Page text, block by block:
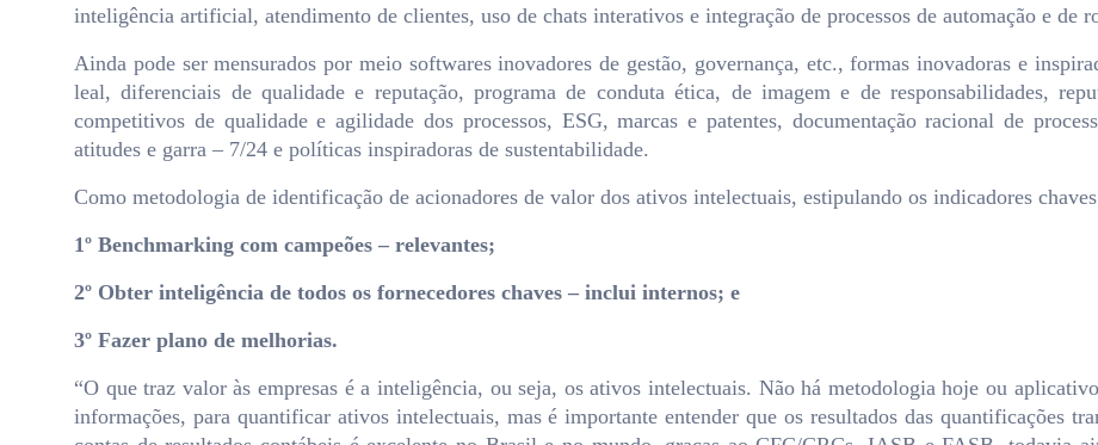
inteligência artificial, atendimento de clientes, uso de chats interativos e integração de processos de automação e de
Ainda pode ser mensurados por meio softwares inovadores de gestão, governança, etc., formas inovadoras e
leal, diferenciais de qualidade e reputação, programa de conduta ética, de imagem e de responsabilidades,
competitivos de qualidade e agilidade dos processos, ESG, marcas e patentes, documentação racional de
atitudes e garra – 7/24 e políticas inspiradoras de sustentabilidade.
Como metodologia de identificação de acionadores de valor dos ativos intelectuais, estipulando os indicadores
1º Benchmarking com campeões – relevantes;
2º Obter inteligência de todos os fornecedores chaves – inclui internos; e
3º Fazer plano de melhorias.
“O que traz valor às empresas é a inteligência, ou seja, os ativos intelectuais. Não há metodologia hoje ou
informações, para quantificar ativos intelectuais, mas é importante entender que os resultados das quantificações